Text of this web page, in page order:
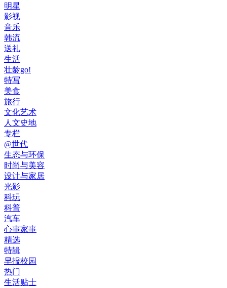
明星
影视
音乐
韩流
送礼
生活
壮龄go!
特写
美食
旅行
文化艺术
人文史地
专栏
@世代
生态与环保
时尚与美容
设计与家居
光影
科玩
科普
汽车
心事家事
精选
特辑
早报校园
热门
生活贴士